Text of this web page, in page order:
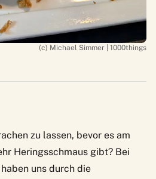
(c) Michael Simmer | 1000things
zu lassen, bevor es am
Heringsschmaus gibt? Bei
uns durch die